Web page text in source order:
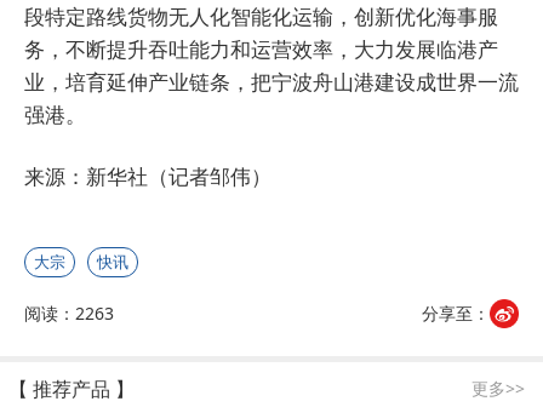
段特定路线货物无人化智能化运输，创新优化海事服
务，不断提升吞吐能力和运营效率，大力发展临港产
业，培育延伸产业链条，把宁波舟山港建设成世界一流
强港。
来源：新华社（记者邹伟）
大宗 快讯
阅读：2263 分享至：
【 推荐产品 】 更多>>